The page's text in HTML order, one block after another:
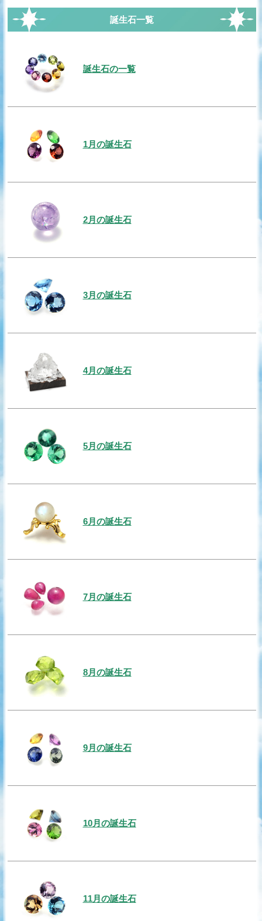
誕生石一覧
誕生石の一覧
1月の誕生石
2月の誕生石
3月の誕生石
4月の誕生石
5月の誕生石
6月の誕生石
7月の誕生石
8月の誕生石
9月の誕生石
10月の誕生石
11月の誕生石